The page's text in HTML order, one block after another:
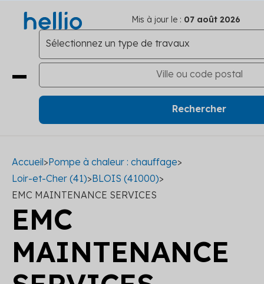
Mis à jour le : 07 août 2026
Accueil>Pompe à chaleur : chauffage>
Loir-et-Cher (41)>BLOIS (41000)>
EMC MAINTENANCE SERVICES
EMC
MAINTENANCE